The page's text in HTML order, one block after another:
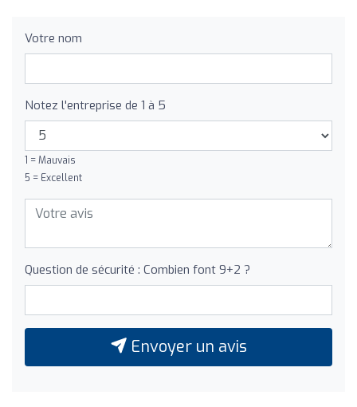
Votre nom
Notez l'entreprise de 1 à 5
1 = Mauvais
5 = Excellent
Question de sécurité : Combien font 9+2 ?
Envoyer un avis